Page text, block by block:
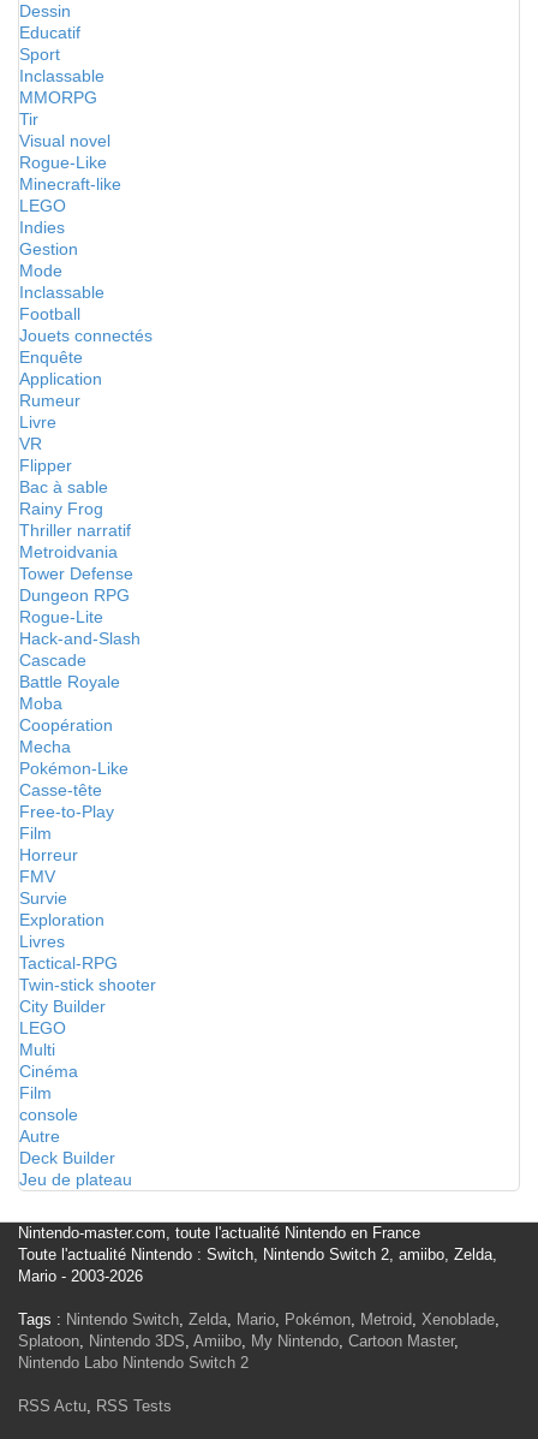
Dessin
Educatif
Sport
Inclassable
MMORPG
Tir
Visual novel
Rogue-Like
Minecraft-like
LEGO
Indies
Gestion
Mode
Inclassable
Football
Jouets connectés
Enquête
Application
Rumeur
Livre
VR
Flipper
Bac à sable
Rainy Frog
Thriller narratif
Metroidvania
Tower Defense
Dungeon RPG
Rogue-Lite
Hack-and-Slash
Cascade
Battle Royale
Moba
Coopération
Mecha
Pokémon-Like
Casse-tête
Free-to-Play
Film
Horreur
FMV
Survie
Exploration
Livres
Tactical-RPG
Twin-stick shooter
City Builder
LEGO
Multi
Cinéma
Film
console
Autre
Deck Builder
Jeu de plateau
Nintendo-master.com, toute l'actualité Nintendo en France
Toute l'actualité Nintendo : Switch, Nintendo Switch 2, amiibo, Zelda,
Mario - 2003-2026
Tags : Nintendo Switch, Zelda, Mario, Pokémon, Metroid, Xenoblade,
Splatoon, Nintendo 3DS, Amiibo, My Nintendo, Cartoon Master,
Nintendo Labo Nintendo Switch 2
RSS Actu, RSS Tests